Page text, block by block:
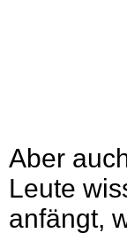
Aber
Leute
anfängt,